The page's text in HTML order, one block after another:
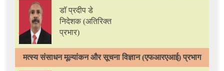
डॉ प्रदीप डे
निदेशक (अतिरिक्त
प्रभार)
मत्स्य संसाधन मूल्यांकन और सूचना विज्ञान (एफआरएआई) प्रभाग